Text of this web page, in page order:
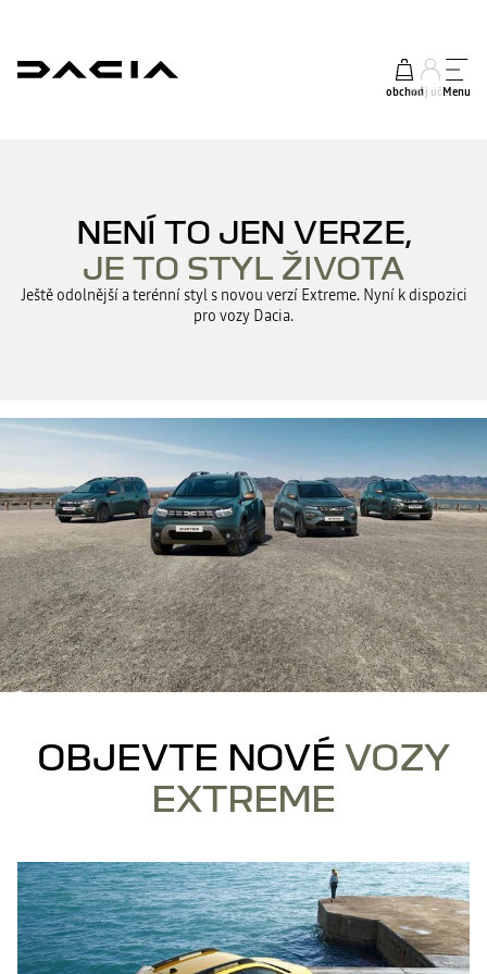
obchodmůj účetMenu
NENÍ TO JEN VERZE,
JE TO STYL ŽIVOTA
Ještě odolnější a terénní styl s novou verzí Extreme. Nyní k dispozici
pro vozy Dacia.
OBJEVTE NOVÉ VOZY
EXTREME